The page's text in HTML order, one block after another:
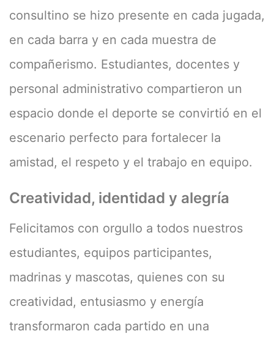
consultino se hizo presente en cada jugada,
en cada barra y en cada muestra de
compañerismo. Estudiantes, docentes y
personal administrativo compartieron un
espacio donde el deporte se convirtió en el
escenario perfecto para fortalecer la
amistad, el respeto y el trabajo en equipo.
Creatividad, identidad y alegría
Felicitamos con orgullo a todos nuestros
estudiantes, equipos participantes,
madrinas y mascotas, quienes con su
creatividad, entusiasmo y energía
transformaron cada partido en una